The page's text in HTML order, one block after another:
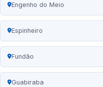
Engenho do Meio
Espinheiro
Fundão
Guabiraba